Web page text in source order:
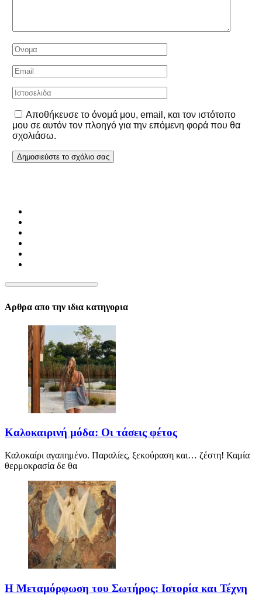
Αποθήκευσε το όνομά μου, email, και τον ιστότοπο
μου σε αυτόν τον πλοηγό για την επόμενη φορά που θα
σχολιάσω.
Αρθρα απο την ιδια κατηγορια
Καλοκαιρινή μόδα: Οι τάσεις φέτος
Καλοκαίρι αγαπημένο. Παραλίες, ξεκούραση και… ζέστη! Καμία
θερμοκρασία δε θα
Η Μεταμόρφωση του Σωτήρος: Ιστορία και Τέχνη